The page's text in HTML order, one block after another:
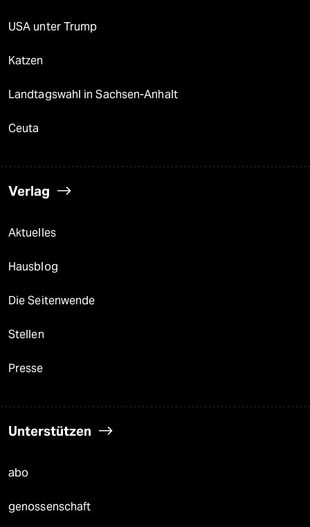
USA unter Trump
Katzen
Landtagswahl in Sachsen-Anhalt
Ceuta
Verlag
Aktuelles
Hausblog
Die Seitenwende
Stellen
Presse
Unterstützen
abo
genossenschaft